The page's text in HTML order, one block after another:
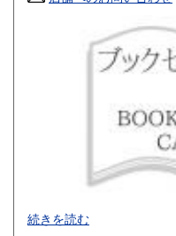
1,180
1,390
1,390
昭和28年（1953年）創業。
駒込、巣鴨(庚申塚)、赤羽
続きを読む